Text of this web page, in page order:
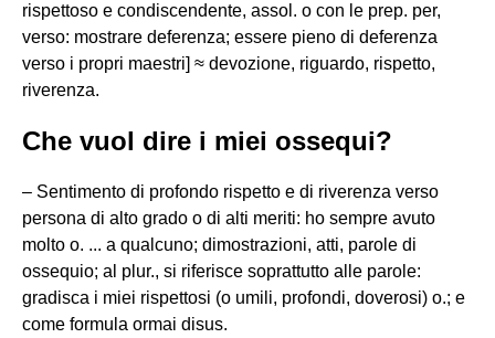
rispettoso e condiscendente, assol. o con le prep. per,
verso: mostrare deferenza; essere pieno di deferenza
verso i propri maestri] ≈ devozione, riguardo, rispetto,
riverenza.
Che vuol dire i miei ossequi?
– Sentimento di profondo rispetto e di riverenza verso
persona di alto grado o di alti meriti: ho sempre avuto
molto o. ... a qualcuno; dimostrazioni, atti, parole di
ossequio; al plur., si riferisce soprattutto alle parole:
gradisca i miei rispettosi (o umili, profondi, doverosi) o.; e
come formula ormai disus.